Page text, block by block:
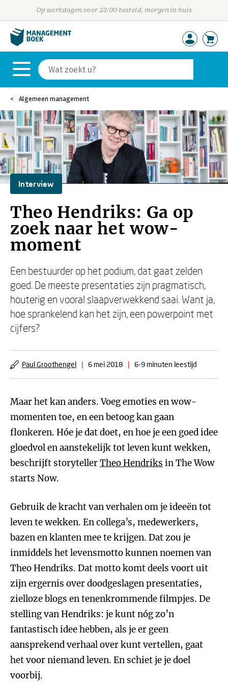
Op werkdagen voor 23:00 besteld, morgen in huis
Algemeen management
Interview
Theo Hendriks: Ga op
zoek naar het wow-
moment
Een bestuurder op het podium, dat gaat zelden
goed. De meeste presentaties zijn pragmatisch,
houterig en vooral slaapverwekkend saai. Want ja,
hoe sprankelend kan het zijn, een powerpoint met
cijfers?
Paul Groothengel | 6 mei 2018 | 6-9 minuten leestijd
Maar het kan anders. Voeg emoties en wow-
momenten toe, en een betoog kan gaan
flonkeren. Hóe je dat doet, en hoe je een goed idee
gloedvol en aanstekelijk tot leven kunt wekken,
beschrijft storytellerTheo Hendriks in The Wow
starts Now.
Gebruik de kracht van verhalen om je ideeën tot
leven te wekken. En collega’s, medewerkers,
bazen en klanten mee te krijgen. Dat zou je
inmiddels het levensmotto kunnen noemen van
Theo Hendriks. Dat motto komt deels voort uit
zijn ergernis over doodgeslagen presentaties,
zielloze blogs en tenenkrommende filmpjes. De
stelling van Hendriks: je kunt nóg zo’n
fantastisch idee hebben, als je er geen
aansprekend verhaal over kunt vertellen, gaat
het voor niemand leven. En schiet je je doel
voorbij.